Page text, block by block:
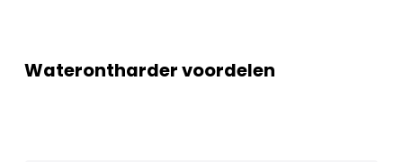
Waterontharder voordelen